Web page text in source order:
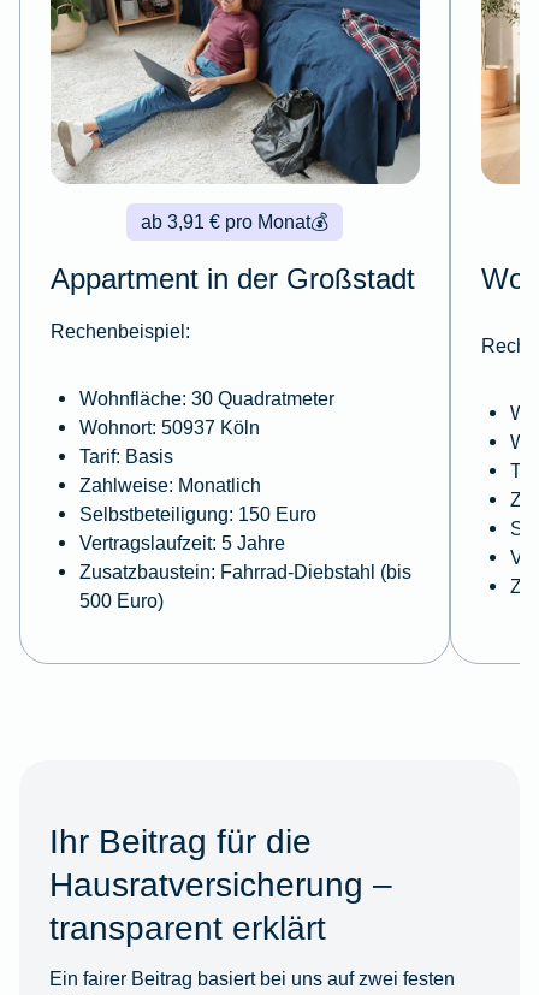
💰
ab 3,91 € pro Monat
Appartment in der Großstadt
Rechenbeispiel:
Wohnfläche: 30 Quadratmeter
Wohnort: 50937 Köln
Tarif: Basis
Zahlweise: Monatlich
Selbstbeteiligung: 150 Euro
Vertragslaufzeit: 5 Jahre
Zusatzbaustein: Fahrrad-Diebstahl (bis
500 Euro)
Ihr Beitrag für die
Hausratversicherung –
transparent erklärt
Ein fairer Beitrag basiert bei uns auf zwei festen